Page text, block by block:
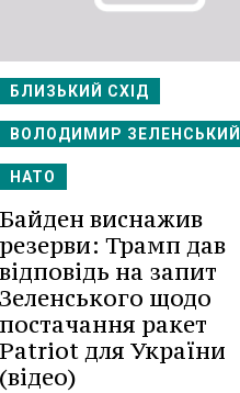
БЛИЗЬКИЙ СХІД
ВОЛОДИМИР ЗЕЛЕНСЬКИЙ
НАТО
Байден виснажив
резерви: Трамп дав
відповідь на запит
Зеленського щодо
постачання ракет
Patriot для України
(відео)